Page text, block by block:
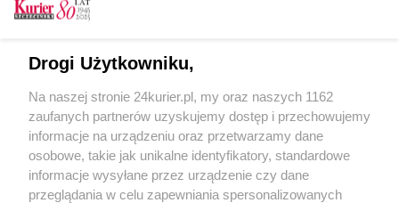
Piłka nożna. Japoński skrzydłowy w Świcie
Futsal. Kolumbia nie dla Polski
Jiu-Jitsu. Worek medali polskich „parterowców”
POGODA
Drogi Użytkowniku,
Na naszej stronie 24kurier.pl, my oraz naszych 1162
zaufanych partnerów uzyskujemy dostęp i przechowujemy
informacje na urządzeniu oraz przetwarzamy dane
osobowe, takie jak unikalne identyfikatory, standardowe
informacje wysyłane przez urządzenie czy dane
przeglądania w celu zapewniania spersonalizowanych